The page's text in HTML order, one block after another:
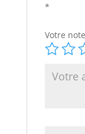
*
Votre note